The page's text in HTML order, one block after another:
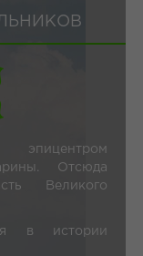
эпицентром
Отсюда
Великого
в истории